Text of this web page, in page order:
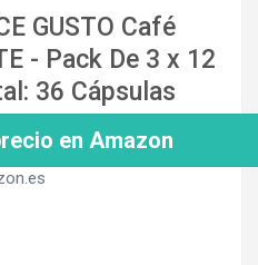
GUSTO Café
- Pack De 3 x 12
36 Cápsulas
en Amazon